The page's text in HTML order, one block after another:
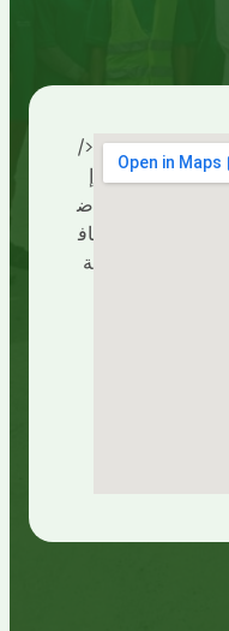
</
ض
اف
ة